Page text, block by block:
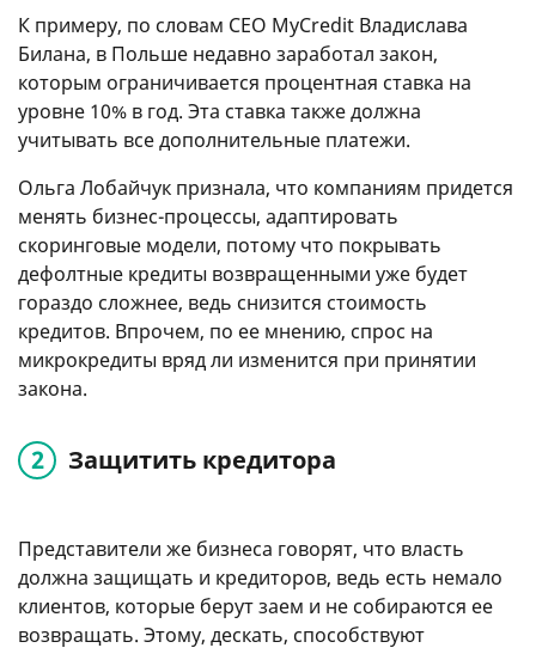
К примеру, по словам CEO MyCredit Владислава
Билана, в Польше недавно заработал закон,
которым ограничивается процентная ставка на
уровне 10% в год. Эта ставка также должна
учитывать все дополнительные платежи.
Ольга Лобайчук признала, что компаниям придется
менять бизнес-процессы, адаптировать
скоринговые модели, потому что покрывать
дефолтные кредиты возвращенными уже будет
гораздо сложнее, ведь снизится стоимость
кредитов. Впрочем, по ее мнению, спрос на
микрокредиты вряд ли изменится при принятии
закона.
Защитить кредитора
Представители же бизнеса говорят, что власть
должна защищать и кредиторов, ведь есть немало
клиентов, которые берут заем и не собираются ее
возвращать. Этому, дескать, способствуют